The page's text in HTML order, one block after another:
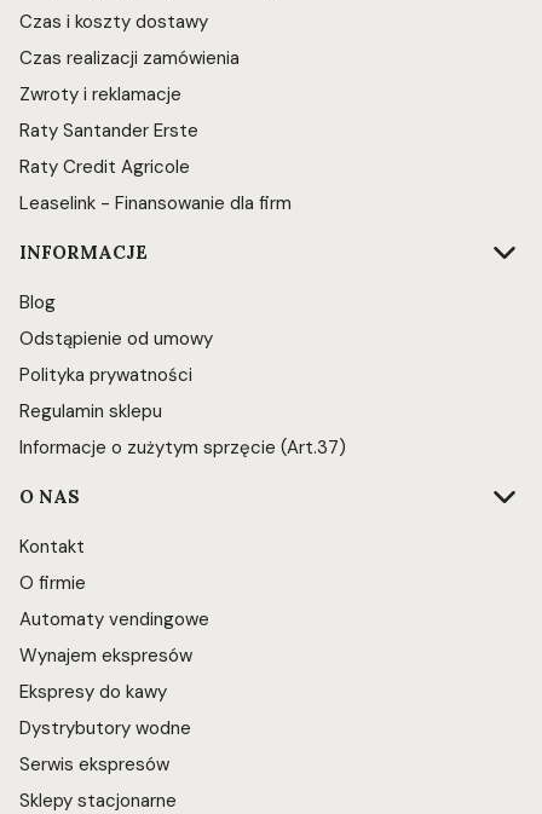
Czas i koszty dostawy
Czas realizacji zamówienia
Zwroty i reklamacje
Raty Santander Erste
Raty Credit Agricole
Leaselink - Finansowanie dla firm
INFORMACJE
Blog
Odstąpienie od umowy
Polityka prywatności
Regulamin sklepu
Informacje o zużytym sprzęcie (Art.37)
O NAS
Kontakt
O firmie
Automaty vendingowe
Wynajem ekspresów
Ekspresy do kawy
Dystrybutory wodne
Serwis ekspresów
Sklepy stacjonarne